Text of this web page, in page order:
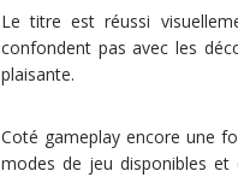
Le titre est réussi
confondent pas avec les
plaisante.
Coté gameplay encore une
modes de jeu disponibles et